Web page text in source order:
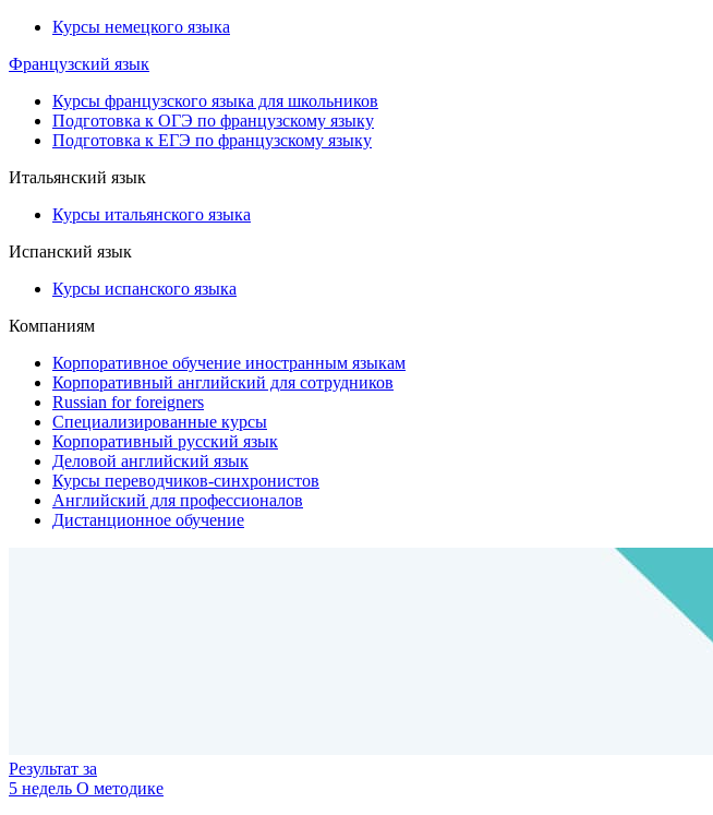
Курсы немецкого языка
Французский язык
Курсы французского языка для школьников
Подготовка к ОГЭ по французскому языку
Подготовка к ЕГЭ по французскому языку
Итальянский язык
Курсы итальянского языка
Испанский язык
Курсы испанского языка
Компаниям
Корпоративное обучение иностранным языкам
Корпоративный английский для сотрудников
Russian for foreigners
Специализированные курсы
Корпоративный русский язык
Деловой английский язык
Курсы переводчиков-синхронистов
Английский для профессионалов
Дистанционное обучение
Результат за
5 недель О методике